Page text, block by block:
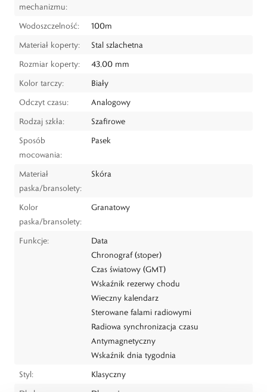
mechanizmu:
Wodoszczelność:
100m
Materiał koperty:
Stal szlachetna
Rozmiar koperty:
43,00 mm
Kolor tarczy:
Biały
Odczyt czasu:
Analogowy
Rodzaj szkła:
Szafirowe
Sposób
mocowania:
Pasek
Materiał
paska/bransolety:
Skóra
Kolor
paska/bransolety:
Granatowy
Funkcje:
Data
Chronograf (stoper)
Czas światowy (GMT)
Wskaźnik rezerwy chodu
Wieczny kalendarz
Sterowane falami radiowymi
Radiowa synchronizacja czasu
Antymagnetyczny
Wskaźnik dnia tygodnia
Styl:
Klasyczny